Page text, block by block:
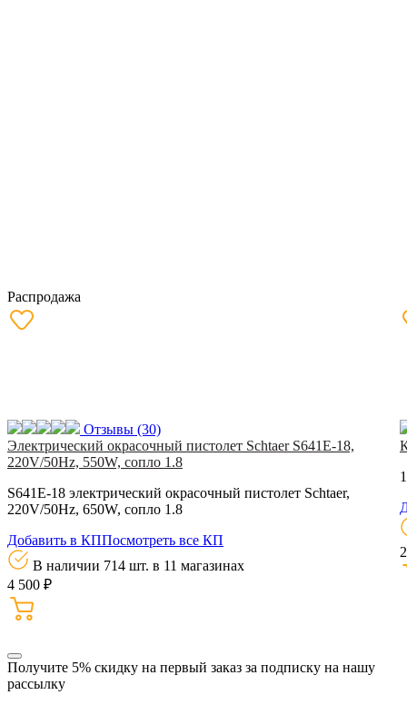
Распродажа
Отзывы (30)
Электрический окрасочный пистолет Schtaer S641E-18,
220V/50Hz, 550W, сопло 1.8
S641E-18 электрический окрасочный пистолет Schtaer,
220V/50Hz, 650W, сопло 1.8
Добавить в КППосмотреть все КП
В наличии 714 шт. в 11 магазинах
4 500 ₽
Получите 5% скидку на первый заказ за подписку на нашу
рассылку